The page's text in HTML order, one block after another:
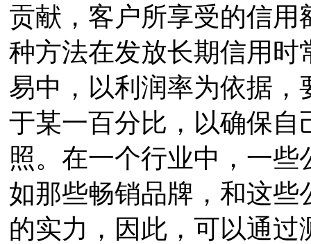
贡献，客户所享受的信
种方法在发放长期信用
易中，以利润率为依据
于某一百分比，以确保自
照。在一个行业中，一
如那些畅销品牌，和这
的实力，因此，可以通